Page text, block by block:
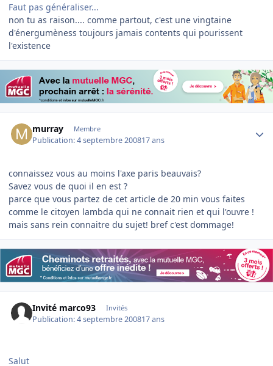
Faut pas généraliser...
non tu as raison.... comme partout, c'est une vingtaine
d'énergumèness toujours jamais contents qui pourissent
l'existence
murray Membre
Publication:4 septembre 200817 ans
connaissez vous au moins l'axe paris beauvais?
Savez vous de quoi il en est ?
parce que vous partez de cet article de 20 min vous faites
comme le citoyen lambda qui ne connait rien et qui l'ouvre !
mais sans rein connaitre du sujet! bref c'est dommage!
Invité marco93 Invités
Publication:4 septembre 200817 ans
Salut